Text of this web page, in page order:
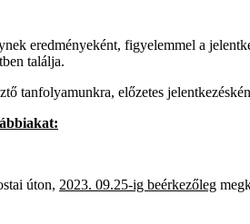
eredményeként, figyelemmel a
találja.
tanfolyamunkra, előzetes
úton, 2023. 09.25-ig beérkezőleg